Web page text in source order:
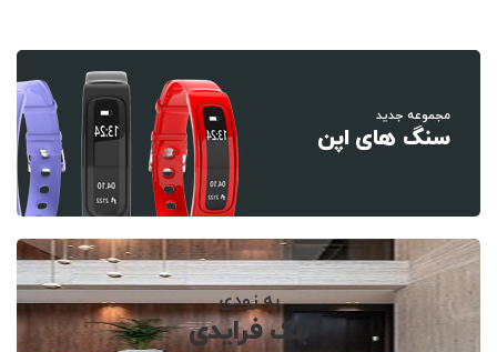
مجموعه جدید
سنگ های اپن
به زودی
بلک فرایدی